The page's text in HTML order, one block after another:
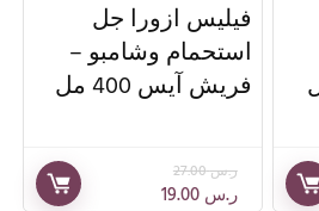
فيليس ازورا جل
استحمام وشامبو –
فريش آيس 400 مل
ر.س27.00
ر.س19.00